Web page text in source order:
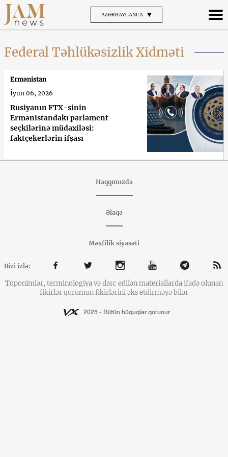
AZƏRBAYCANCA
Federal Təhlükəsizlik Xidməti
Rusiyanın FTX-sinin
Ermənistandakı parlament
seçkilərinə müdaxiləsi:
faktçekerlərin ifşası
Ermənistan
İyun 06, 2026
Haqqımızda
Əlaqə
Məxfilik siyasəti
Bizi izlə:
Toponimlər, terminologiya və dərc edilən materiallarda ifadə olunan
fikirlər qurumun fikirlərini əks etdirməyə bilər
2025 - Bütün hüquqlar qorunur